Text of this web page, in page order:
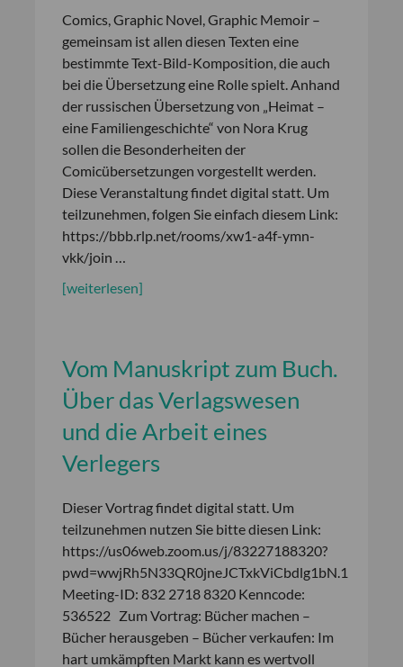
Comics, Graphic Novel, Graphic Memoir –
gemeinsam ist allen diesen Texten eine
bestimmte Text-Bild-Komposition, die auch
bei die Übersetzung eine Rolle spielt. Anhand
der russischen Übersetzung von „Heimat –
eine Familiengeschichte“ von Nora Krug
sollen die Besonderheiten der
Comicübersetzungen vorgestellt werden.
Diese Veranstaltung findet digital statt. Um
teilzunehmen, folgen Sie einfach diesem Link:
https://bbb.rlp.net/rooms/xw1-a4f-ymn-
vkk/join …
[weiterlesen]
Vom Manuskript zum Buch.
Über das Verlagswesen
und die Arbeit eines
Verlegers
Dieser Vortrag findet digital statt. Um
teilzunehmen nutzen Sie bitte diesen Link:
https://us06web.zoom.us/j/83227188320?
pwd=wwjRh5N33QR0jneJCTxkViCbdlg1bN.1
Meeting-ID: 832 2718 8320 Kenncode:
536522 Zum Vortrag: Bücher machen –
Bücher herausgeben – Bücher verkaufen: Im
hart umkämpften Markt kann es wertvoll